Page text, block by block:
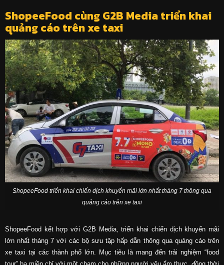
ShopeeFood cùng G2B Media triển khai
quảng cáo trên xe taxi
ShopeeFood triển khai chiến dịch khuyến mãi lớn nhất tháng 7 thông qua
quảng cáo trên xe taxi
ShopeeFood kết hợp với G2B Media, triển khai chiến dịch khuyến mãi
lớn nhất tháng 7 với các bộ sưu tập hấp dẫn thông qua quảng cáo trên
xe taxi tại các thành phố lớn. Mục tiêu là mang đến trải nghiệm “food